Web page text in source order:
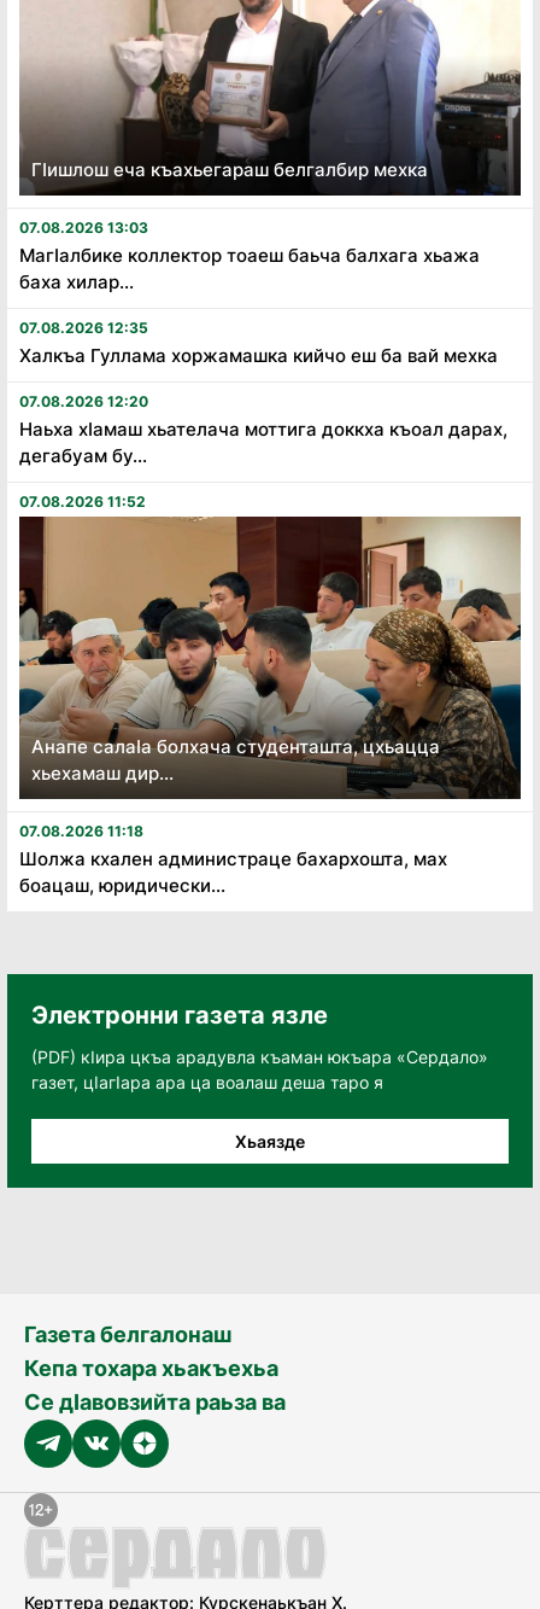
Гӏишлош еча къахьегараш белгалбир мехка
07.08.2026 13:03
Магӏалбике коллектор тоаеш баьча балхага хьажа
баха хилар...
07.08.2026 12:35
Халкъа Гуллама хоржамашка кийчо еш ба вай мехка
07.08.2026 12:20
Наьха хӏамаш хьателача моттига доккха къоал дарах,
дегабуам бу...
07.08.2026 11:52
Анапе салаӏа болхача студенташта, цхьацца
хьехамаш дир...
07.08.2026 11:18
Шолжа кхален администраце бахархошта, мах
боацаш, юридически...
Электронни газета язле
(PDF) кӀира цкъа арадувла къаман юкъара «Сердало»
газет, цӀагӀара ара ца воалаш деша таро я
Хьаязде
Газета белгалонаш
Кепа тохара хьакъехьа
Се дӀавовзийта раьза ва
Керттера редактор: Курскенаькъан Х.